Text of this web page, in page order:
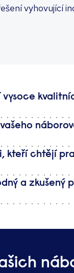
vyhovující
vysoce
kteří chtějí
a zkušený